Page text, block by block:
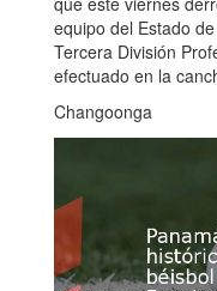
equipo del Estado
Tercera División
efectuado en la
Changoonga